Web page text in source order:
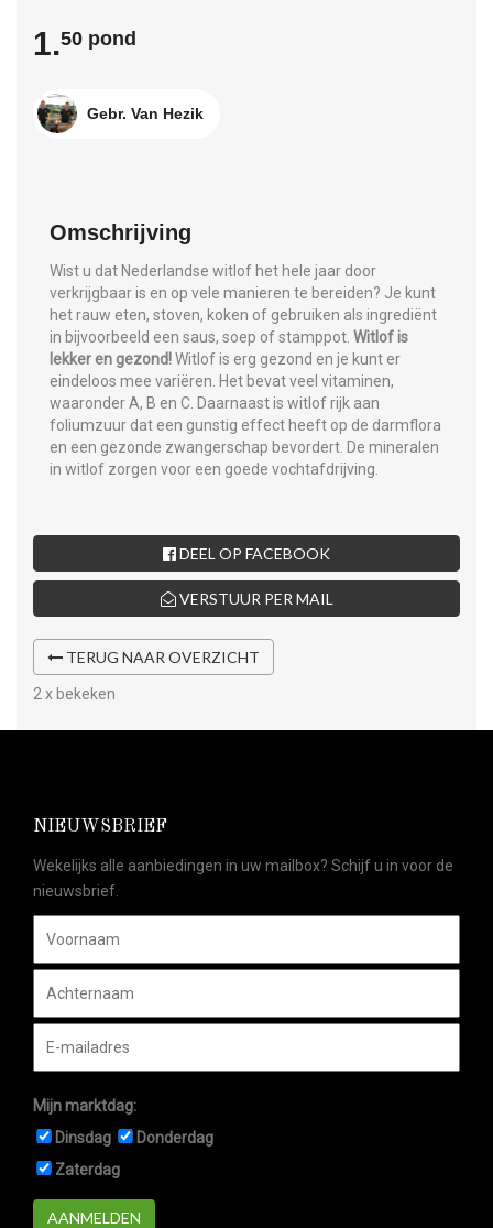
1.50 pond
Gebr. Van Hezik
Omschrijving
Wist u dat Nederlandse witlof het hele jaar door
verkrijgbaar is en op vele manieren te bereiden? Je kunt
het rauw eten, stoven, koken of gebruiken als ingrediënt
in bijvoorbeeld een saus, soep of stamppot. Witlof is
lekker en gezond!Witlof is erg gezond en je kunt er
eindeloos mee variëren. Het bevat veel vitaminen,
waaronder A, B en C. Daarnaast is witlof rijk aan
foliumzuur dat een gunstig effect heeft op de darmflora
en een gezonde zwangerschap bevordert. De mineralen
in witlof zorgen voor een goede vochtafdrijving.
DEEL OP FACEBOOK
VERSTUUR PER MAIL
TERUG NAAR OVERZICHT
2 x bekeken
NIEUWSBRIEF
Wekelijks alle aanbiedingen in uw mailbox? Schijf u in voor de
nieuwsbrief.
Mijn marktdag:
Dinsdag
Donderdag
Zaterdag
AANMELDEN